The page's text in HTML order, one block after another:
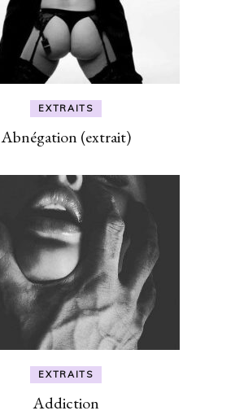
EXTRAITS
Abnégation (extrait)
EXTRAITS
Addiction